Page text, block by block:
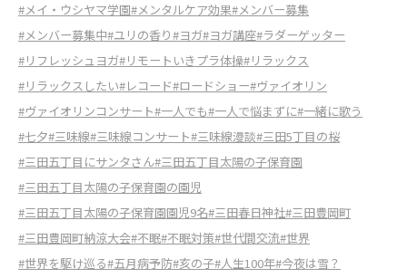
#メイ・ウシヤマ学園#メンタルケア効果#メンバー募集
#メンバー募集中#ユリの香り#ヨガ#ヨガ講座#ラダーゲッター
#リフレッシュヨガ#リモートいきプラ体操#リラックス
#リラックスしたい#レコード#ロードショー#ヴァイオリン
#ヴァイオリンコンサート#一人でも#一人で悩まずに#一緒に歌う
#七夕#三味線#三味線コンサート#三味線漫談#三田5丁目の桜
#三田五丁目にサンタさん#三田五丁目太陽の子保育園
#三田五丁目太陽の子保育園の園児
#三田五丁目太陽の子保育園園児9名#三田春日神社#三田豊岡町
#三田豊岡町納涼大会#不眠#不眠対策#世代間交流#世界
#世界を駆け巡る#五月病予防#亥の子#人生100年#今夜は雪？